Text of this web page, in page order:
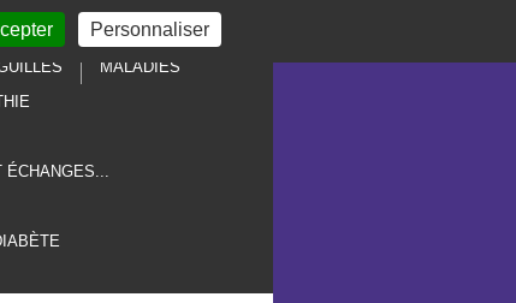
MALADIES
ÉCHANGES...
Personnaliser